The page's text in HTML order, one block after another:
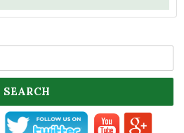
SEARCH